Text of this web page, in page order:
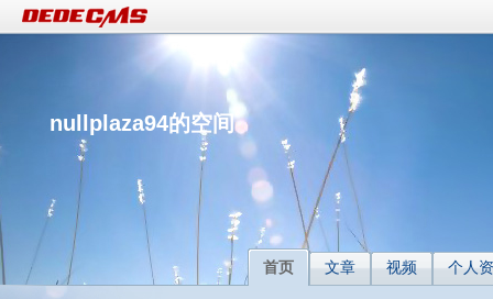
nullplaza94的空间
首页 文章 视频 个人